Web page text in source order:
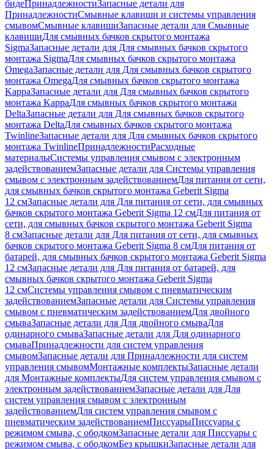
бидеПринадлежностиЗапасные детали для
ПринадлежностиСмывные клавиши и системы управления
смывомСмывные клавишиЗапасные детали для Смывные
клавишиДля смывных бачков скрытого монтажа
SigmaЗапасные детали для Для смывных бачков скрытого
монтажа SigmaДля смывных бачков скрытого монтажа
OmegaЗапасные детали для Для смывных бачков скрытого
монтажа OmegaДля смывных бачков скрытого монтажа
KappaЗапасные детали для Для смывных бачков скрытого
монтажа KappaДля смывных бачков скрытого монтажа
DeltaЗапасные детали для Для смывных бачков скрытого
монтажа DeltaДля смывных бачков скрытого монтажа
TwinlineЗапасные детали для Для смывных бачков скрытого
монтажа TwinlineПринадлежностиРасходные
материалыСистемы управления смывом с электронным
задействованиемЗапасные детали для Системы управления
смывом с электронным задействованиемДля питания от сети,
для смывных бачков скрытого монтажа Geberit Sigma
12 смЗапасные детали для Для питания от сети, для смывных
бачков скрытого монтажа Geberit Sigma 12 смДля питания от
сети, для смывных бачков скрытого монтажа Geberit Sigma
8 смЗапасные детали для Для питания от сети, для смывных
бачков скрытого монтажа Geberit Sigma 8 смДля питания от
батарей, для смывных бачков скрытого монтажа Geberit Sigma
12 смЗапасные детали для Для питания от батарей, для
смывных бачков скрытого монтажа Geberit Sigma
12 смСистемы управления смывом с пневматическим
задействованиемЗапасные детали для Системы управления
смывом с пневматическим задействованиемДля двойного
смываЗапасные детали для Для двойного смываДля
одинарного смываЗапасные детали для Для одинарного
смываПринадлежности для систем управления
смывомЗапасные детали для Принадлежности для систем
управления смывомМонтажные комплектыЗапасные детали
для Монтажные комплектыДля систем управления смывом с
электронным задействованиемЗапасные детали для Для
систем управления смывом с электронным
задействованиемДля систем управления смывом с
пневматическим задействованиемПиссуарыПиссуары с
режимом смыва, с ободкомЗапасные детали для Писсуары с
режимом смыва, с ободкомБез крышкиЗапасные детали для